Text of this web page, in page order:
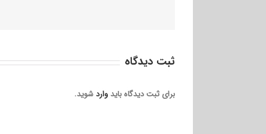
ثبت ديدگاه
برای ثبت دیدگاه باید واردشوید.